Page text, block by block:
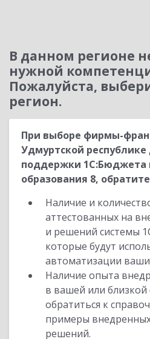
В данном регионе
нужной
Пожалуйста,
регион.
При выборе фирмы-
Удмуртской
поддержки 1С:Бюджета
образования 8,
Наличие и
аттестованных на
и решений системы
которые будут
автоматизации
Наличие опыта
в вашей или
обратиться к
примеры
решений.